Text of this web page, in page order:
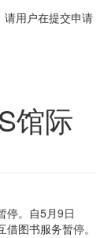
请用户在提交申请
馆际
停。自5月9日
图书服务暂停。